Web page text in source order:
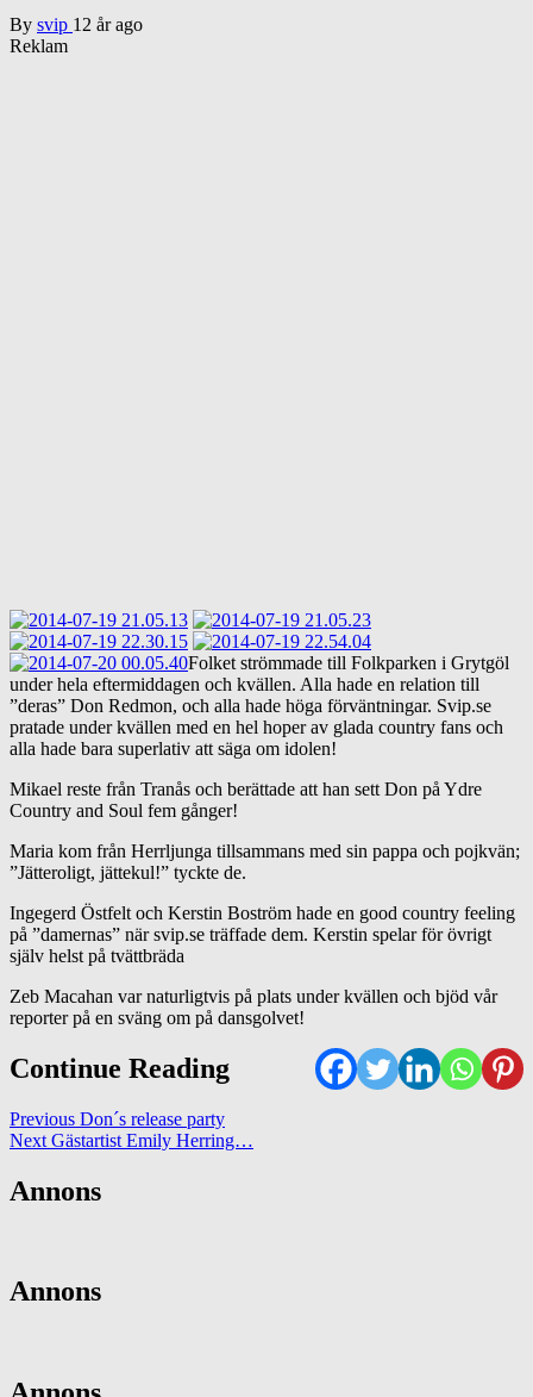
By svip 12 år ago
Reklam
Folket strömmade till Folkparken i Grytgöl
under hela eftermiddagen och kvällen. Alla hade en relation till
”deras” Don Redmon, och alla hade höga förväntningar. Svip.se
pratade under kvällen med en hel hoper av glada country fans och
alla hade bara superlativ att säga om idolen!
Mikael reste från Tranås och berättade att han sett Don på Ydre
Country and Soul fem gånger!
Maria kom från Herrljunga tillsammans med sin pappa och pojkvän;
”Jätteroligt, jättekul!” tyckte de.
Ingegerd Östfelt och Kerstin Boström hade en good country feeling
på ”damernas” när svip.se träffade dem. Kerstin spelar för övrigt
själv helst på tvättbräda
Zeb Macahan var naturligtvis på plats under kvällen och bjöd vår
reporter på en sväng om på dansgolvet!
Continue Reading
Previous Don´s release party
Next Gästartist Emily Herring…
Annons
Annons